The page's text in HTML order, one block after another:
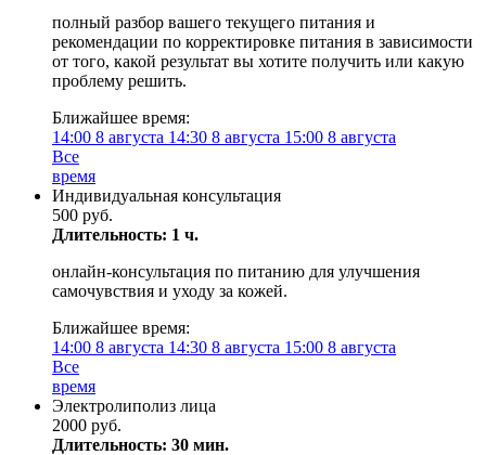
полный разбор вашего текущего питания и
рекомендации по корректировке питания в зависимости
от того, какой результат вы хотите получить или какую
проблему решить.
Ближайшее время:
14:00 8 августа 14:30 8 августа 15:00 8 августа
Все
время
Индивидуальная консультация
500 руб.
Длительность: 1 ч.
онлайн-консультация по питанию для улучшения
самочувствия и уходу за кожей.
Ближайшее время:
14:00 8 августа 14:30 8 августа 15:00 8 августа
Все
время
Электролиполиз лица
2000 руб.
Длительность: 30 мин.